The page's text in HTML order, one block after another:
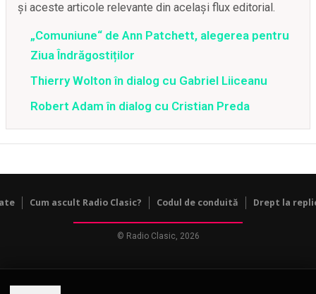
și aceste articole relevante din același flux editorial.
„Comuniune“ de Ann Patchett, alegerea pentru
Ziua Îndrăgostiților
Thierry Wolton în dialog cu Gabriel Liiceanu
Robert Adam în dialog cu Cristian Preda
Cum ascult Radio Clasic? Codul de conduită Drept la
© Radio Clasic, 2026